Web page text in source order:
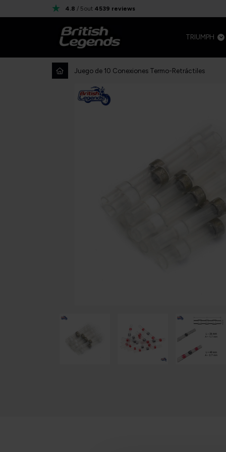
4.8 / 5out 4539 reviews
TRIUMPH
Juego de 10 Conexiones Termo-Retráctiles